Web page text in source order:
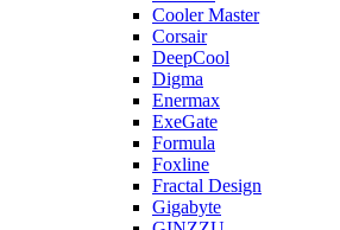
Cooler Master
Corsair
DeepCool
Digma
Enermax
ExeGate
Formula
Foxline
Fractal Design
Gigabyte